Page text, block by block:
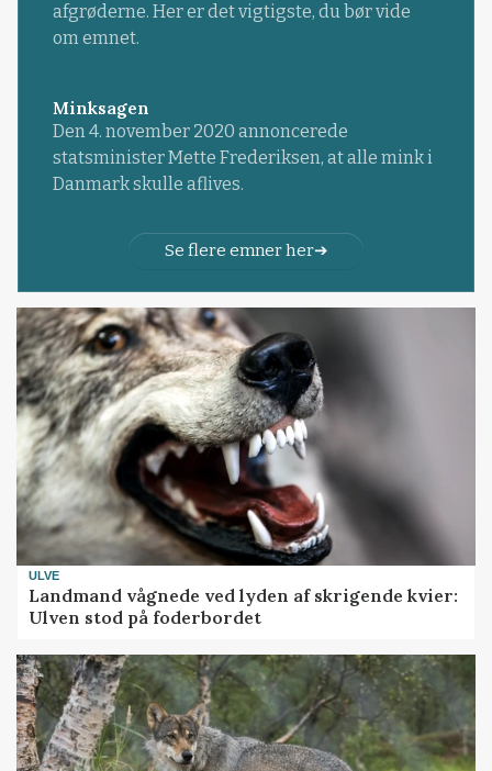
afgrøderne. Her er det vigtigste, du bør vide
om emnet.
Minksagen
Den 4. november 2020 annoncerede
statsminister Mette Frederiksen, at alle mink i
Danmark skulle aflives.
Se flere emner her
ULVE
Landmand vågnede ved lyden af skrigende kvier:
Ulven stod på foderbordet